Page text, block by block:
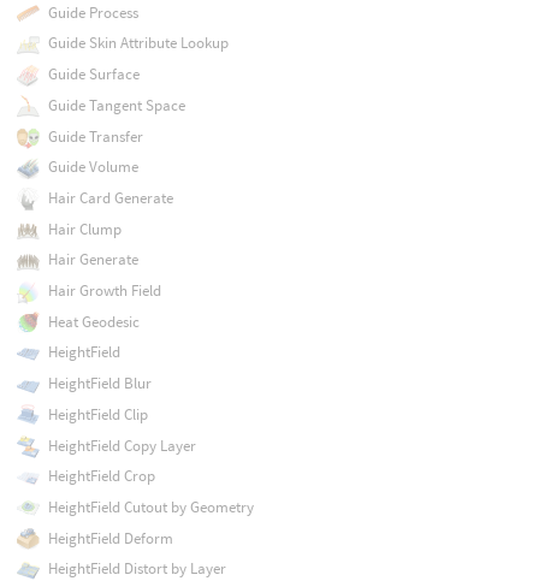
Guide Process
Guide Skin Attribute Lookup
Guide Surface
Guide Tangent Space
Guide Transfer
Guide Volume
Hair Card Generate
Hair Clump
Hair Generate
Hair Growth Field
Heat Geodesic
HeightField
HeightField Blur
HeightField Clip
HeightField Copy Layer
HeightField Crop
HeightField Cutout by Geometry
HeightField Deform
HeightField Distort by Layer